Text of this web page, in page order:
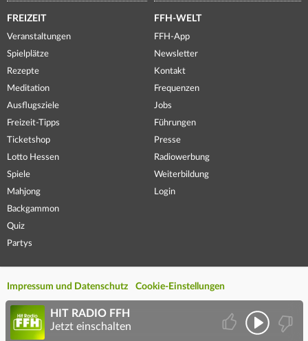
FREIZEIT
Veranstaltungen
Spielplätze
Rezepte
Meditation
Ausflugsziele
Freizeit-Tipps
Ticketshop
Lotto Hessen
Spiele
Mahjong
Backgammon
Quiz
Partys
FFH-WELT
FFH-App
Newsletter
Kontakt
Frequenzen
Jobs
Führungen
Presse
Radiowerbung
Weiterbildung
Login
Impressum und Datenschutz Cookie-Einstellungen
HIT RADIO FFH
Jetzt einschalten